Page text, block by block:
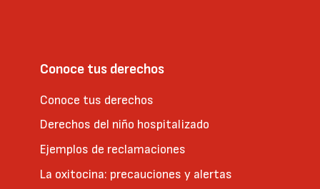
Conoce tus derechos
Conoce tus derechos
Derechos del niño hospitalizado
Ejemplos de reclamaciones
La oxitocina: precauciones y alertas